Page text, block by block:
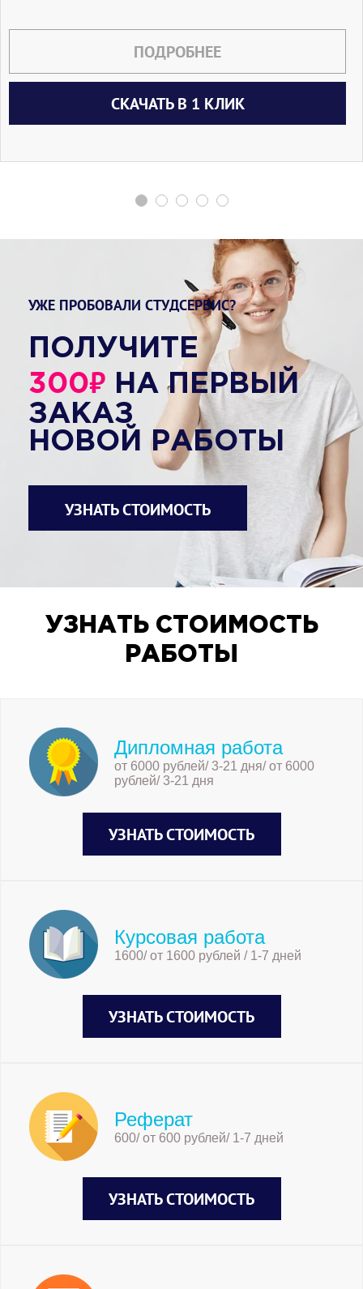
ПОДРОБНЕЕ
СКАЧАТЬ В 1 КЛИК
УЖЕ ПРОБОВАЛИ СТУДСЕРВИС?
ПОЛУЧИТЕ
300₽ НА ПЕРВЫЙ
ЗАКАЗ
НОВОЙ РАБОТЫ
УЗНАТЬ СТОИМОСТЬ
УЗНАТЬ СТОИМОСТЬ
РАБОТЫ
Дипломная работа
от 6000 рублей/ 3-21 дня/ от 6000
рублей/ 3-21 дня
УЗНАТЬ СТОИМОСТЬ
Курсовая работа
1600/ от 1600 рублей / 1-7 дней
УЗНАТЬ СТОИМОСТЬ
Реферат
600/ от 600 рублей/ 1-7 дней
УЗНАТЬ СТОИМОСТЬ